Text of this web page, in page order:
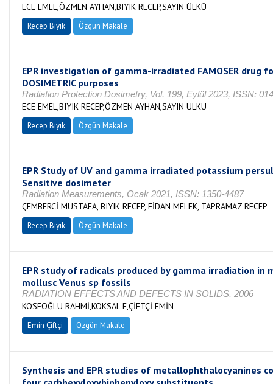
ECE EMEL,ÖZMEN AYHAN,BIYIK RECEP,SAYIN ÜLKÜ
Recep Bıyık Özgün Makale
EPR investigation of gamma-irradiated FAMOSER drug
DOSIMETRIC purposes
Radiation Protection Dosimetry, Vol. 199, Eylül 2023, ISSN:
ECE EMEL,BIYIK RECEP,ÖZMEN AYHAN,SAYIN ÜLKÜ
Recep Bıyık Özgün Makale
EPR Study of UV and gamma irradiated potassium
Sensitive dosimeter
Radiation Measurements, Ocak 2021, ISSN: 1350-4487
ÇEMBERCİ MUSTAFA, BIYIK RECEP, FİDAN MELEK, TAPRAMAZ RECEP
Recep Bıyık Özgün Makale
EPR study of radicals produced by gamma irradiation in
mollusc Venus sp fossils
RADIATION EFFECTS AND DEFECTS IN SOLIDS, 2006
KÖSEOĞLU RAHMİ,KÖKSAL F,ÇİFTÇİ EMİN
Emin Çiftçi Özgün Makale
Synthesis and EPR studies of metallophthalocyanines